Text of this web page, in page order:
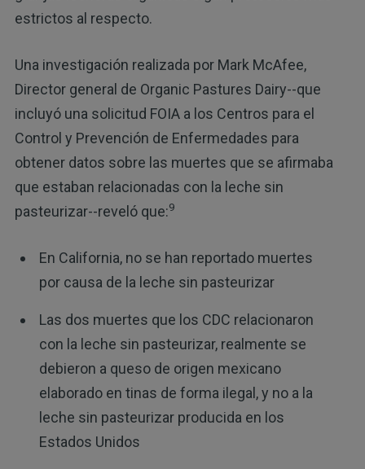
estrictos al respecto.
Una investigación realizada por Mark McAfee,
Director general de Organic Pastures Dairy--que
incluyó una solicitud FOIA a los Centros para el
Control y Prevención de Enfermedades para
obtener datos sobre las muertes que se afirmaba
que estaban relacionadas con la leche sin
pasteurizar--reveló que:9
En California, no se han reportado muertes
por causa de la leche sin pasteurizar
Las dos muertes que los CDC relacionaron
con la leche sin pasteurizar, realmente se
debieron a queso de origen mexicano
elaborado en tinas de forma ilegal, y no a la
leche sin pasteurizar producida en los
Estados Unidos